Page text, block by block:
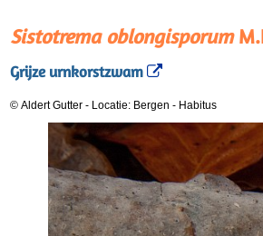
Sistotrema oblongisporum
Grijze urnkorstzwam
© Aldert Gutter - Locatie: Bergen - Habitus